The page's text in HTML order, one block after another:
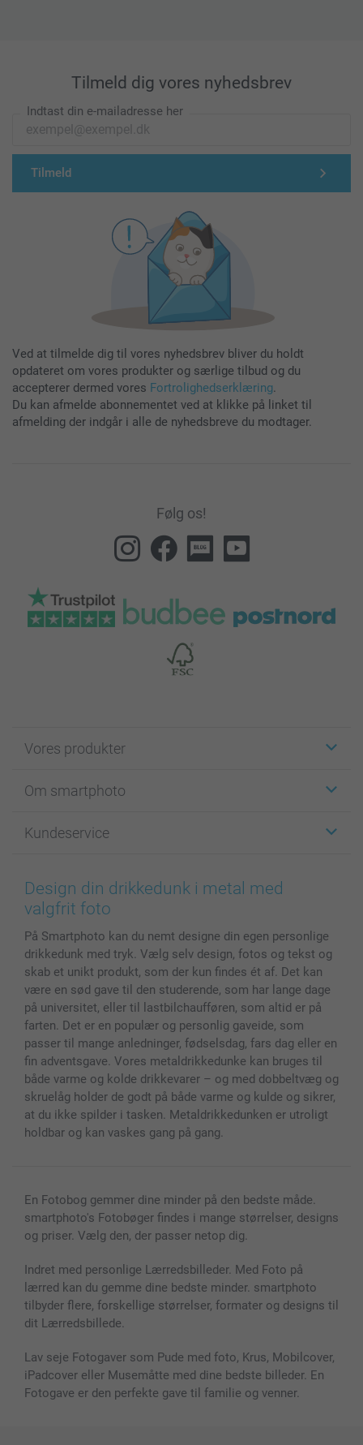
Tilmeld dig vores nyhedsbrev
Indtast din e-mailadresse her
Tilmeld
Ved at tilmelde dig til vores nyhedsbrev bliver du holdt
opdateret om vores produkter og særlige tilbud og du
accepterer dermed vores Fortrolighedserklæring.
Du kan afmelde abonnementet ved at klikke på linket til
afmelding der indgår i alle de nyhedsbreve du modtager.
Følg os!
Vores produkter
Fotokort
Fotobøger
Billeder, Plakater & Fotohæfter
Cover til mobil & tablet
Fotokalender & Kalenderbog
Fotorammer & Tilbehør
Alle fotoprodukter
Om smartphoto
For affiliate
Cookie Policy
Sitemap
Investor Relations
Kundeservice
100% tilfredshedsgaranti
smartbonus
Status for ordrer
Design din drikkedunk i metal med
valgfrit foto
På Smartphoto kan du nemt designe din egen personlige
drikkedunk med tryk. Vælg selv design, fotos og tekst og
skab et unikt produkt, som der kun findes ét af. Det kan
være en sød gave til den studerende, som har lange dage
på universitet, eller til lastbilchaufføren, som altid er på
farten. Det er en populær og personlig gaveide, som
passer til mange anledninger, fødselsdag, fars dag eller en
fin adventsgave. Vores metaldrikkedunke kan bruges til
både varme og kolde drikkevarer – og med dobbeltvæg og
skruelåg holder de godt på både varme og kulde og sikrer,
at du ikke spilder i tasken. Metaldrikkedunken er utroligt
holdbar og kan vaskes gang på gang.
En Fotobog gemmer dine minder på den bedste måde.
smartphoto's Fotobøger findes i mange størrelser, designs
og priser. Vælg den, der passer netop dig.
Indret med personlige Lærredsbilleder. Med Foto på
lærred kan du gemme dine bedste minder. smartphoto
tilbyder flere, forskellige størrelser, formater og designs til
dit Lærredsbillede.
Lav seje Fotogaver som Pude med foto, Krus, Mobilcover,
iPadcover eller Musemåtte med dine bedste billeder. En
Fotogave er den perfekte gave til familie og venner.